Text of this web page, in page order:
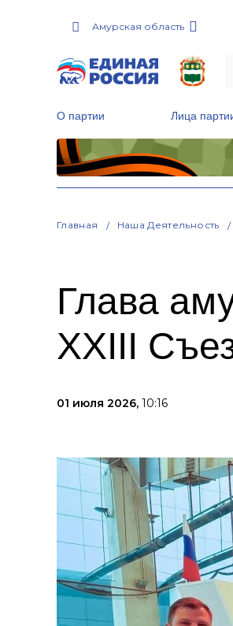
Амурская область
О партии Лица
Главная Наша Деятельность
Глава
XXIII
01 июля 2026, 10:16